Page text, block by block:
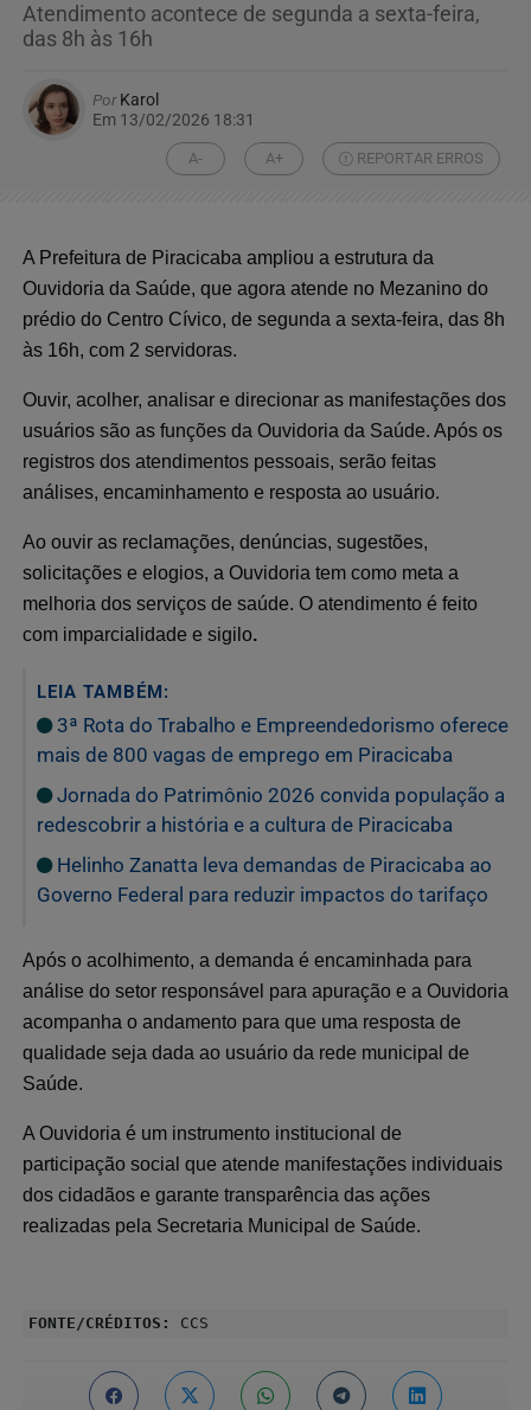
Atendimento acontece de segunda a sexta-feira,
das 8h às 16h
PorKarol
Em 13/02/2026 18:31
A- A+ REPORTAR ERROS
A Prefeitura de Piracicaba ampliou a estrutura da
Ouvidoria da Saúde, que agora atende no Mezanino do
prédio do Centro Cívico, de segunda a sexta-feira, das 8h
às 16h, com 2 servidoras.
Ouvir, acolher, analisar e direcionar as manifestações dos
usuários são as funções da Ouvidoria da Saúde. Após os
registros dos atendimentos pessoais, serão feitas
análises, encaminhamento e resposta ao usuário.
Ao ouvir as reclamações, denúncias, sugestões,
solicitações e elogios, a Ouvidoria tem como meta a
melhoria dos serviços de saúde. O atendimento é feito
com imparcialidade e sigilo.
LEIA TAMBÉM:
3ª Rota do Trabalho e Empreendedorismo oferece
mais de 800 vagas de emprego em Piracicaba
Jornada do Patrimônio 2026 convida população a
redescobrir a história e a cultura de Piracicaba
Helinho Zanatta leva demandas de Piracicaba ao
Governo Federal para reduzir impactos do tarifaço
Após o acolhimento, a demanda é encaminhada para
análise do setor responsável para apuração e a Ouvidoria
acompanha o andamento para que uma resposta de
qualidade seja dada ao usuário da rede municipal de
Saúde.
A Ouvidoria é um instrumento institucional de
participação social que atende manifestações individuais
dos cidadãos e garante transparência das ações
realizadas pela Secretaria Municipal de Saúde.
FONTE/CRÉDITOS: CCS